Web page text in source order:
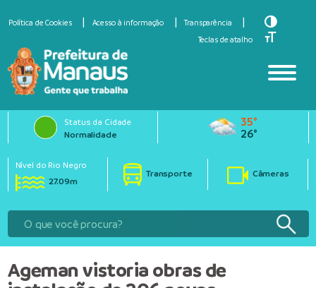
Política de Cookies Acesso à informação
Transparência
Teclas de atalho
Toggle
Toggle
Status da Cidade
Normalidade
35°
26°
Nível do Rio Negro
27.09m
Transporte Câmeras
Ageman vistoria obras de